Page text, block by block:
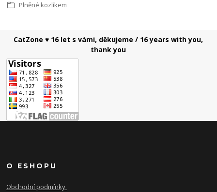
Plněné kozlíkem
CatZone ♥ 16 let s vámi, děkujeme / 16 years with you,
thank you
O ESHOPU
Obchodní podmínky